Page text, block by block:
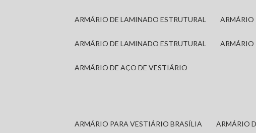
ARMÁRIO DE LAMINADO ESTRUTURAL
ARMÁRIO DE LAMINADO ESTRUTURAL
ARMÁRIO DE AÇO DE VESTIÁRIO
ARMÁRIO PARA VESTIÁRIO BRASÍLIA ARMÁRIO